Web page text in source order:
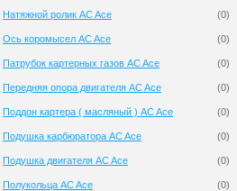
Натяжной ролик AC Ace (0)
Ось коромысел AC Ace (0)
Патрубок картерных газов AC Ace (0)
Передняя опора двигателя AC Ace (0)
Поддон картера ( масляный ) AC Ace (0)
Подушка карбюратора AC Ace (0)
Подушка двигателя AC Ace (0)
Полукольца AC Ace (0)